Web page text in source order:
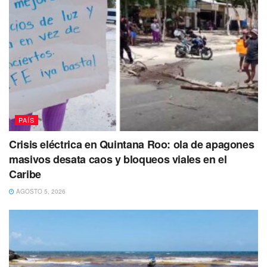
medidas necesarias para garantizar que los
concesionarios cumplan rigurosamente con sus contratos.
En un video que circula en redes sociales se observa el
momento del accidente, donde el niño se encontraba en la
PAÍS
Crisis eléctrica en Quintana Roo: ola de apagones
masivos desata caos y bloqueos viales en el
Caribe
AGOSTO 5, 2026